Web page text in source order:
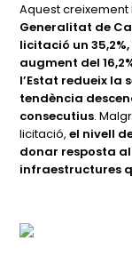
Aquest
Generalitat de
licitació un
augment del
l’Estat redueix la
tendència
consecutius.
licitació,el nivell
donar resposta
infraestructures